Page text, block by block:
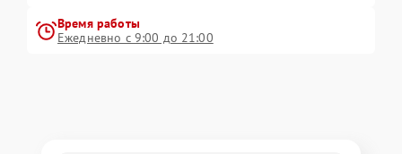
Время работы
Ежедневно с 9:00 до 21:00